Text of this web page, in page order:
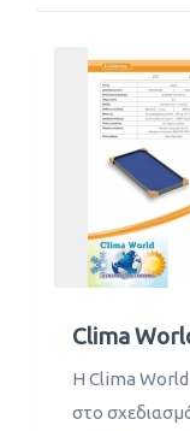
Clima
Η Clima World
στο